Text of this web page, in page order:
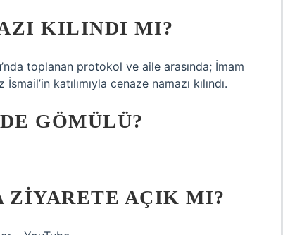
KILINDI MI?
toplanan protokol ve aile arasında; İmam
katılımıyla cenaze namazı kılındı.
GÖMÜLÜ?
ZIYARETE AÇIK MI?